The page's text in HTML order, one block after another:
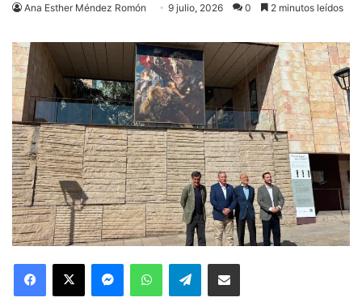
Ana Esther Méndez Romón 9 julio, 2026 0 2 minutos leídos
Facebook
X MessengerWhatsAppTelegramCompartir via Email